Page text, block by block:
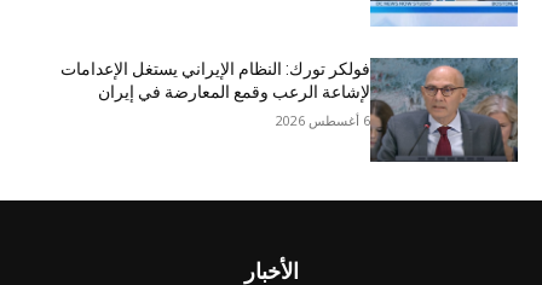
فولكر تورك: النظام الإيراني يستغل الإعدامات
لإشاعة الرعب وقمع المعارضة في إيران
6 أغسطس 2026
الأخبار